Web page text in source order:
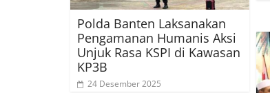
Polda Banten Laksanakan
Pengamanan Humanis Aksi
Unjuk Rasa KSPI di Kawasan
KP3B
24 Desember 2025